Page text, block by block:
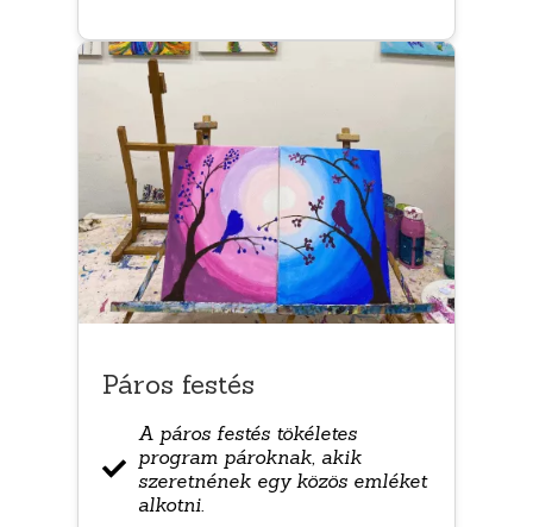
Páros festés
A páros festés tökéletes
program pároknak, akik
szeretnének egy közös emléket
alkotni.